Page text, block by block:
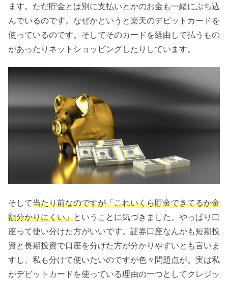
ます。ただ貯金とは別に支払いとかのお金も一緒にぶち込
んでいるのです。なぜかというと楽天のデビットカードを
使っているのです。そしてそのカードを経由して払うもの
があったりネットショッピングしたりしています。
そして当たり前なのですが「これいくら貯金できてるか金
額分かりにくい」ということに気づきました。やっぱり口
座って使い分けた方がいいです。証券口座なんかも短期投
資と長期投資で口座を分けた方が分かりやすいとも言いま
すし、私も分けて使いたいのですが色々問題点が。実は私
がデビットカードを使っている理由の一つとしてクレジッ